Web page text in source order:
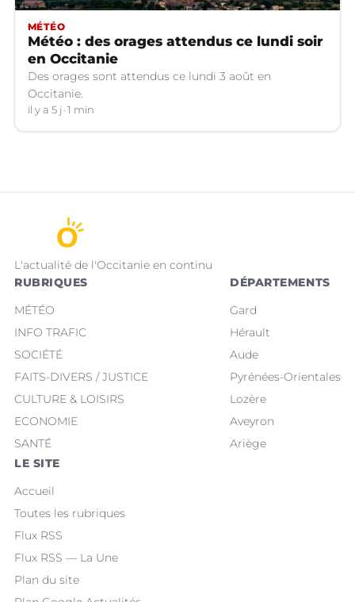
MÉTÉO
Météo : des orages attendus ce lundi soir
en Occitanie
Des orages sont attendus ce lundi 3 août en
Occitanie.
il y a 5 j 1 min
L'actualité de l'Occitanie en continu
RUBRIQUES
MÉTÉO
INFO TRAFIC
SOCIÉTÉ
FAITS-DIVERS / JUSTICE
CULTURE & LOISIRS
ECONOMIE
SANTÉ
DÉPARTEMENTS
Gard
Hérault
Aude
Pyrénées-Orientales
Lozère
Aveyron
Ariège
LE SITE
Accueil
Toutes les rubriques
Flux RSS
Flux RSS — La Une
Plan du site